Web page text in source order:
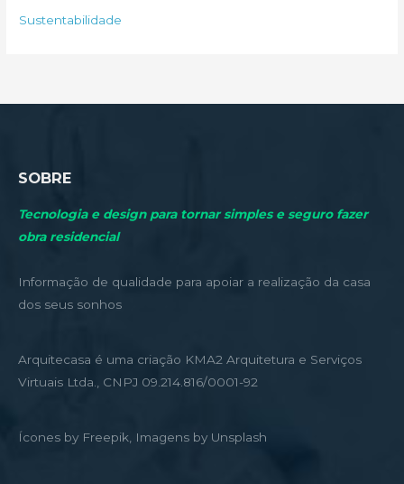
rSustentabilidade
SOBRE
Tecnologia e design para tornar simples e seguro fazer
obra residencial
Informação de qualidade para apoiar a realização da casa
dos seus sonhos
Arquitecasa é uma criação KMA2 Arquitetura e Serviços
Virtuais Ltda., CNPJ 09.214.816/0001-92
Ícones by Freepik, Imagens by Unsplash